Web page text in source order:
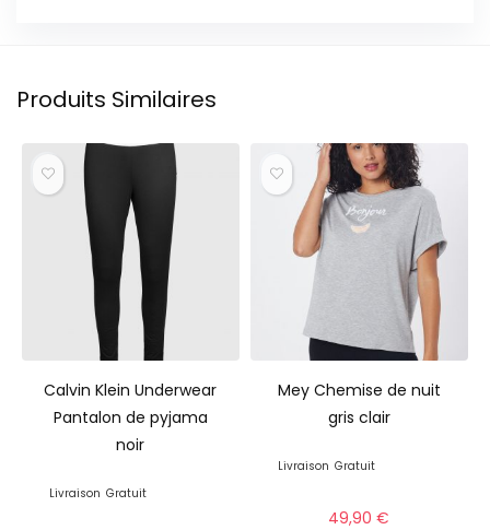
Produits Similaires
Calvin Klein Underwear
Pantalon de pyjama
noir
Livraison Gratuit
Mey Chemise de nuit
gris clair
Livraison Gratuit
49,90€